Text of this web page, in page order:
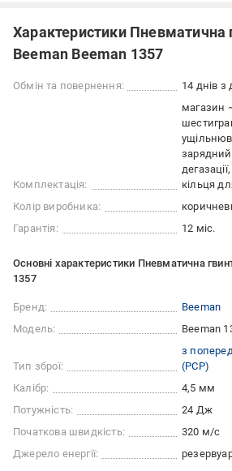
Характеристики Пневматична
Beeman Beeman 1357
Обмін та повернення: 14 днів з
Комплектація:
магазин
кільця
Колір виробника:
Гарантія:
12 міс.
Основні характеристики Пневматична
1357
Бренд:
Beeman
Модель:
Beeman
Тип зброї:
з
(PCP)
Калібр:
4,5 мм
Потужність:
24 Дж
Початкова швидкість:
320 м/с
Джерело енергії: